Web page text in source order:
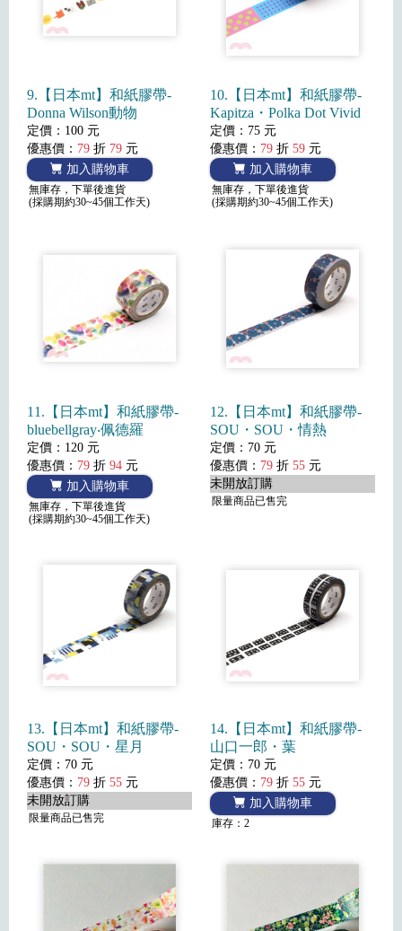
9.【日本mt】和紙膠帶-
Donna Wilson動物
定價：100 元
優惠價： 79 折 79 元
加入購物車
無庫存，下單後進貨
(採購期約30~45個工作天)
10.【日本mt】和紙膠帶-
Kapitza・Polka Dot Vivid
定價：75 元
優惠價： 79 折 59 元
加入購物車
無庫存，下單後進貨
(採購期約30~45個工作天)
11.【日本mt】和紙膠帶-
bluebellgray‧佩德羅
定價：120 元
優惠價： 79 折 94 元
加入購物車
無庫存，下單後進貨
(採購期約30~45個工作天)
12.【日本mt】和紙膠帶-
SOU・SOU・情熱
定價：70 元
優惠價： 79 折 55 元
未開放訂購
限量商品已售完
13.【日本mt】和紙膠帶-
SOU・SOU・星月
定價：70 元
優惠價： 79 折 55 元
未開放訂購
限量商品已售完
14.【日本mt】和紙膠帶-
山口一郎・葉
定價：70 元
優惠價： 79 折 55 元
加入購物車
庫存：2